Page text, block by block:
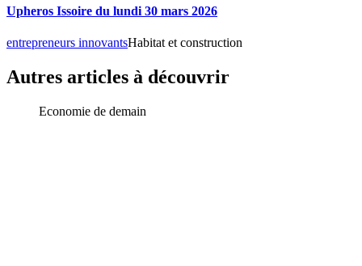
Upheros Issoire du lundi 30 mars 2026
entrepreneurs innovantsHabitat et construction
Autres articles à découvrir
Economie de demain